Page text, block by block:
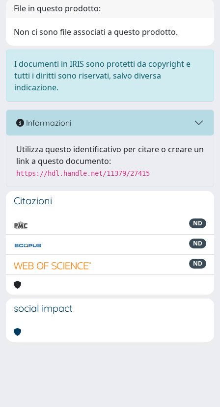
File in questo prodotto:
Non ci sono file associati a questo prodotto.
I documenti in IRIS sono protetti da copyright e
tutti i diritti sono riservati, salvo diversa
indicazione.
Informazioni
Utilizza questo identificativo per citare o creare un
link a questo documento:
https://hdl.handle.net/11379/27415
Citazioni
ND
ND
ND
social impact